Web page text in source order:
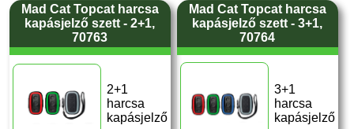
Mad Cat Topcat harcsa
kapásjelző szett - 2+1,
70763
2+1
harcsa
kapásjelző
Mad Cat Topcat harcsa
kapásjelző szett - 3+1,
70764
3+1
harcsa
kapásjelző